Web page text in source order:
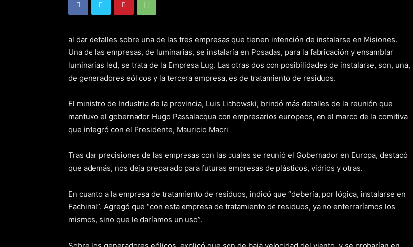
al dar detalles sobre una de las tres empresas que tienen intención de instalarse en Misiones.
Una de las empresas, de luminarias, se instalaría en Posadas, para la fabricación y ensamblar
luminarias led, se trata de la Empresa Lug. Las otras dos con posibilidades de instalarse, son, una,
de generadores eólicos y la tercera empresa, es de tratamiento de residuos.
El ministro de Industria de la provincia, Luis Lichowski, brindó más detalles de la reunión que
mantuvo el gobernador Hugo Passalacqua con empresarios europeos, en el marco de la comitiva
que integró con el Presidente, Mauricio Macri.
Tras dar precisiones de las empresas con las cuales se reunió el Gobernador en Europa, destacó
que además, nos deja preparado para futuras empresas de plásticos, vidrios y otras.
En cuanto a la empresa de tratamiento de residuos, indicó que “debería, por lógica, instalarse en
Fachinal”. Agregó que “con esta empresa de tratamiento de residuos, ya no enterraríamos los
mismos, sino que le daríamos un uso”.